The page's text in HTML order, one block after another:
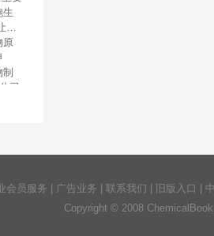
生
和
原
司
要
会员服务 广告业务 联系我们 旧版入口
Copyright © 2008 ChemicalBook